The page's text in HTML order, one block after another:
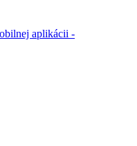
aplikácii -